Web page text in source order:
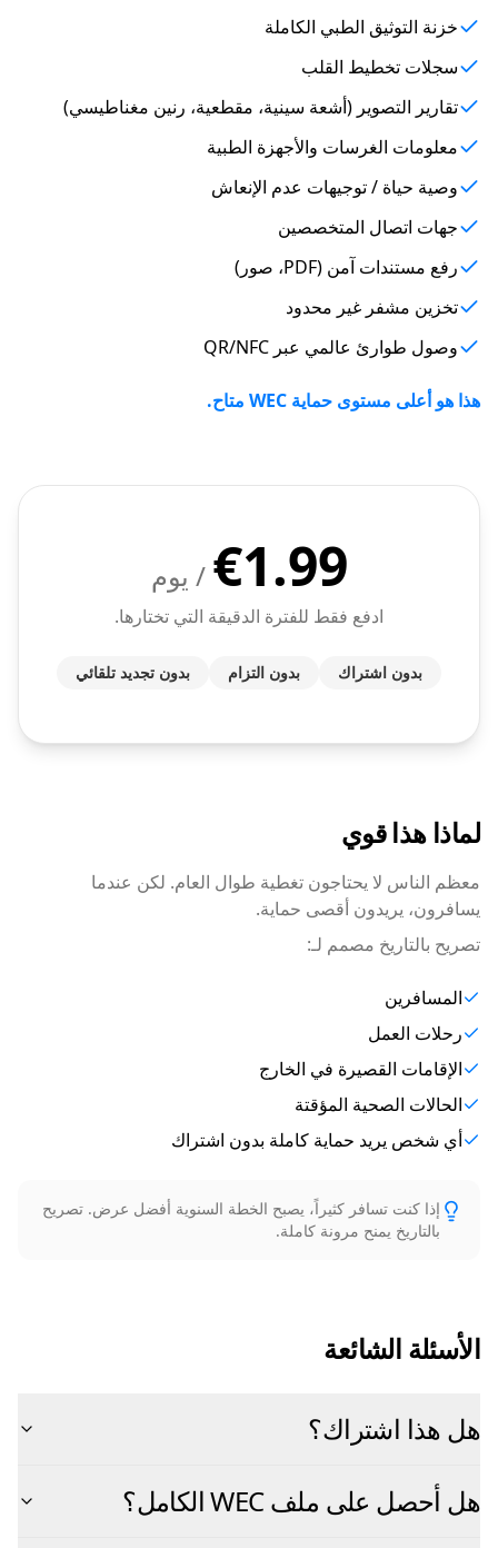
خزنة التوثيق الطبي الكاملة
سجلات تخطيط القلب
تقارير التصوير (أشعة سينية، مقطعية، رنين مغناطيسي)
معلومات الغرسات والأجهزة الطبية
وصية حياة / توجيهات عدم الإنعاش
جهات اتصال المتخصصين
رفع مستندات آمن (PDF، صور)
تخزين مشفر غير محدود
وصول طوارئ عالمي عبر QR/NFC
هذا هو أعلى مستوى حماية WEC متاح.
€1.99 / يوم
ادفع فقط للفترة الدقيقة التي تختارها.
بدون اشتراك بدون التزام بدون تجديد تلقائي
لماذا هذا قوي
معظم الناس لا يحتاجون تغطية طوال العام. لكن عندما
يسافرون، يريدون أقصى حماية.
تصريح بالتاريخ مصمم لـ:
المسافرين
رحلات العمل
الإقامات القصيرة في الخارج
الحالات الصحية المؤقتة
أي شخص يريد حماية كاملة بدون اشتراك
إذا كنت تسافر كثيراً، يصبح الخطة السنوية أفضل عرض. تصريح
بالتاريخ يمنح مرونة كاملة.
الأسئلة الشائعة
هل هذا اشتراك؟
هل أحصل على ملف WEC الكامل؟